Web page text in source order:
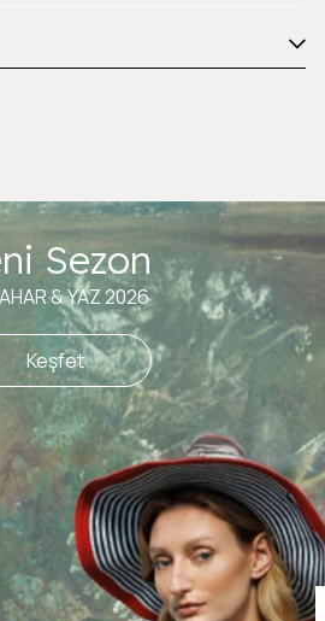
Sezon
& YAZ 2026
Keşfet